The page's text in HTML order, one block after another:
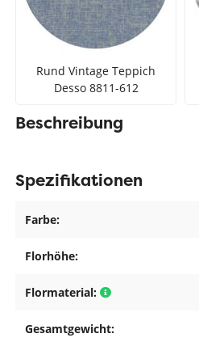
Rund Vintage Teppich
Desso 8811-612
Beschreibung
Spezifikationen
Farbe:
Florhöhe:
Flormaterial:
Gesamtgewicht: